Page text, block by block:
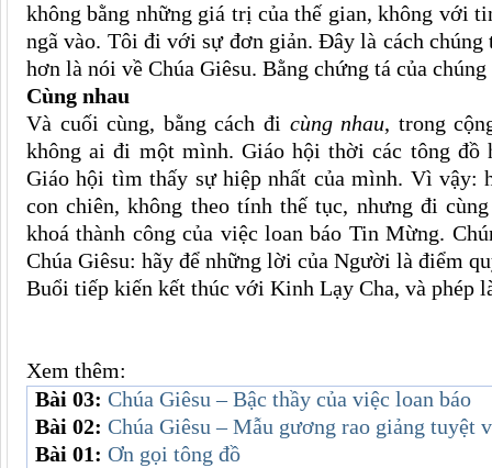
không bằng những giá trị của thế gian, không với
ngã vào. Tôi đi với sự đơn giản. Đây là cách chúng
hơn là nói về Chúa Giêsu. Bằng chứng tá của chúng
Cùng nhau
Và cuối cùng, bằng cách đi cùng nhau, trong
không ai đi một mình. Giáo hội thời các tông đồ
Giáo hội tìm thấy sự hiệp nhất của mình. Vì vậy:
con chiên, không theo tính thế tục, nhưng đi
khoá thành công của việc loan báo Tin Mừng.
Chúa Giêsu: hãy để những lời của Người là điểm
Buổi tiếp kiến kết thúc với Kinh Lạy Cha, và phép
Xem thêm:
Bài 03: Chúa Giêsu – Bậc thầy của việc loan báo
Bài 02: Chúa Giêsu – Mẫu gương rao giảng tuyệt
Bài 01: Ơn gọi tông đồ